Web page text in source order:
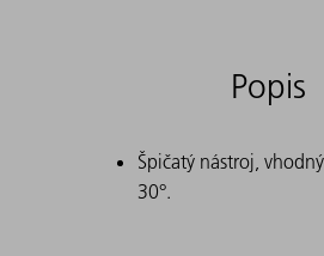
Popis
Špičatý nástroj,
30°.